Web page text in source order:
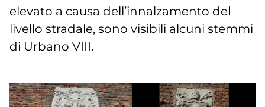
elevato a causa dell’innalzamento del
livello stradale, sono visibili alcuni stemmi
di Urbano VIII.